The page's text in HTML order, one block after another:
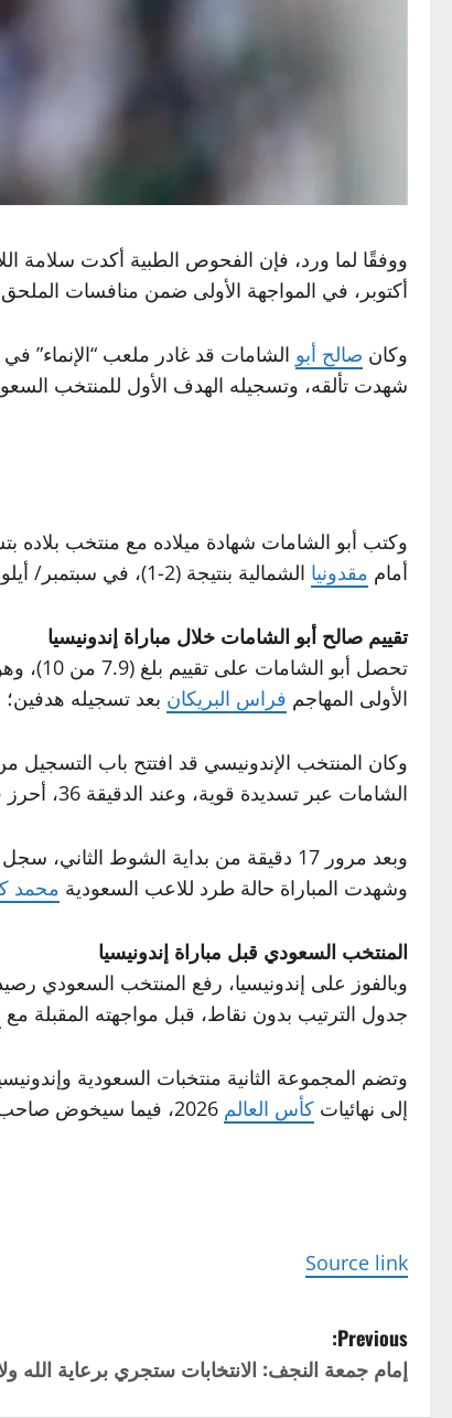
أكتوبر، في المواجهة الأولى ضمن منافسات
وكان صالح أبو الشامات قد غادر ملعب “الإنماء” في جدة عند الدقيقة
شهدت تألقه، وتسجيله الهدف الأول للمنتخب
وكتب أبو الشامات شهادة ميلاده مع منتخب بلاده
أمام مقدونيا الشمالية بنتيجة (2-1)، في سبتمبر/ أيلول الماضي.
تقييم صالح أبو الشامات خلال مباراة إندونيسيا
الأولى المهاجم فراس البريكان بعد تسجيله هدفين؛
الشامات عبر تسديدة قوية، وعند الدقيقة 36، أحرز فراس البريكان هدف تقدم المنتخب السعودي من علامة الجزاء.
وشهدت المباراة حالة طرد للاعب السعودية محمد
المنتخب السعودي قبل مباراة إندونيسيا
وبالفوز على إندونيسيا، رفع المنتخب السعودي رصيده إلى 3 نقاط
جدول الترتيب بدون نقاط، قبل مواجهته المقبلة مع
وتضم المجموعة الثانية منتخبات السعودية
إلى نهائيات كأس العالم
Source link
P
o
Previous:
إمام جمعة النجف: الانتخابات ستجري برعاية الله